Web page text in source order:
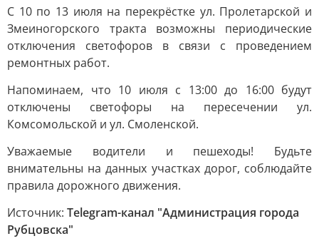
С 10 по 13 июля на перекрёстке ул. Пролетарской и
Змеиногорского тракта возможны периодические
отключения светофоров в связи с проведением
ремонтных работ.
Напоминаем, что 10 июля с 13:00 до 16:00 будут
отключены светофоры на пересечении ул.
Комсомольской и ул. Смоленской.
Уважаемые водители и пешеходы! Будьте
внимательны на данных участках дорог, соблюдайте
правила дорожного движения.
Источник: Telegram-канал "Администрация города
Рубцовска"